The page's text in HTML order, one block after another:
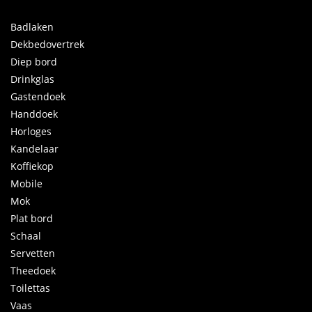
Badlaken
Dekbedovertrek
Diep bord
Drinkglas
Gastendoek
Handdoek
Horloges
Kandelaar
Koffiekop
Mobile
Mok
Plat bord
Schaal
Servetten
Theedoek
Toilettas
Vaas